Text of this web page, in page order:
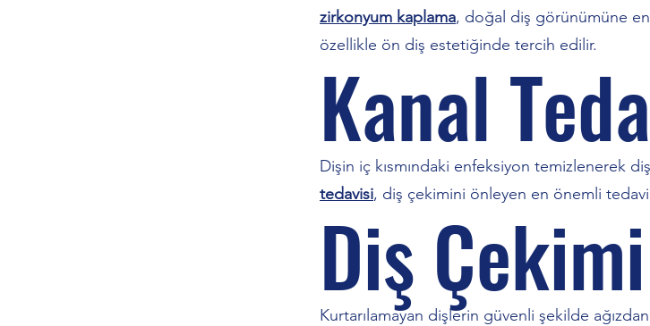
zirkonyum kaplama, doğal diş görünümüne en
özellikle ön diş estetiğinde tercih edilir.
Kanal
Dişin iç kısmındaki enfeksiyon temizlenerek diş
tedavisi, diş çekimini önleyen en önemli
Diş Çekimi
Kurtarılamayan dişlerin güvenli şekilde ağızdan